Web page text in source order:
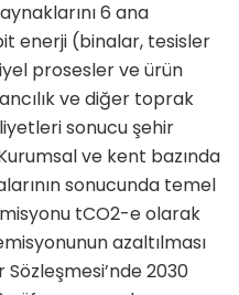
6 ana
enerji (binalar, tesisler
prosesler ve ürün
ve diğer toprak
sonucu şehir
ve kent bazında
sonucunda temel
tCO2-e olarak
azaltılması
Sözleşmesi’nde 2030